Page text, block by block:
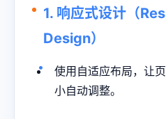
1. 响应式设计（
Design）
使用自适应布局，让
小自动调整。